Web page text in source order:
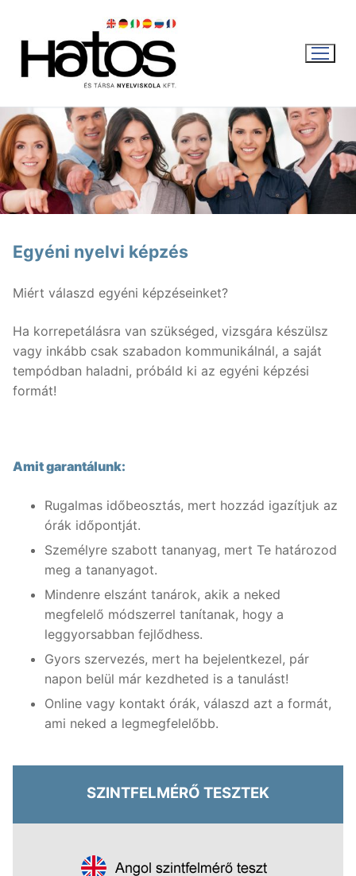
tartalomra
WEBSHOP
Magyar
English
Nyári intenzív kurzus
Nyelvtanfolyamok
Egyéni nyelvi képzés
Szaknyelvi nyelvtanfolyamok
Nyelvvizsga előkészítő tanfolyamok
Vállalati nyelvtanfolyamok
Gyermektanfolyamok
Újlatin és orosz nyelv
Rólunk
Kapcsolat
Blog
Tanárainknak
Módszertani központ
Keresése:
Egyéni nyelvi képzés
Miért válaszd egyéni képzéseinket?
Ha korrepetálásra van szükséged, vizsgára készülsz
vagy inkább csak szabadon kommunikálnál, a saját
tempódban haladni, próbáld ki az egyéni képzési
formát!
Amit garantálunk:
Rugalmas időbeosztás, mert hozzád igazítjuk az
órák időpontját.
Személyre szabott tananyag, mert Te határozod
meg a tananyagot.
Mindenre elszánt tanárok, akik a neked
megfelelő módszerrel tanítanak, hogy a
leggyorsabban fejlődhess.
Gyors szervezés, mert ha bejelentkezel, pár
napon belül már kezdheted is a tanulást!
Online vagy kontakt órák, válaszd azt a formát,
ami neked a legmegfelelőbb.
SZINTFELMÉRŐ TESZTEK